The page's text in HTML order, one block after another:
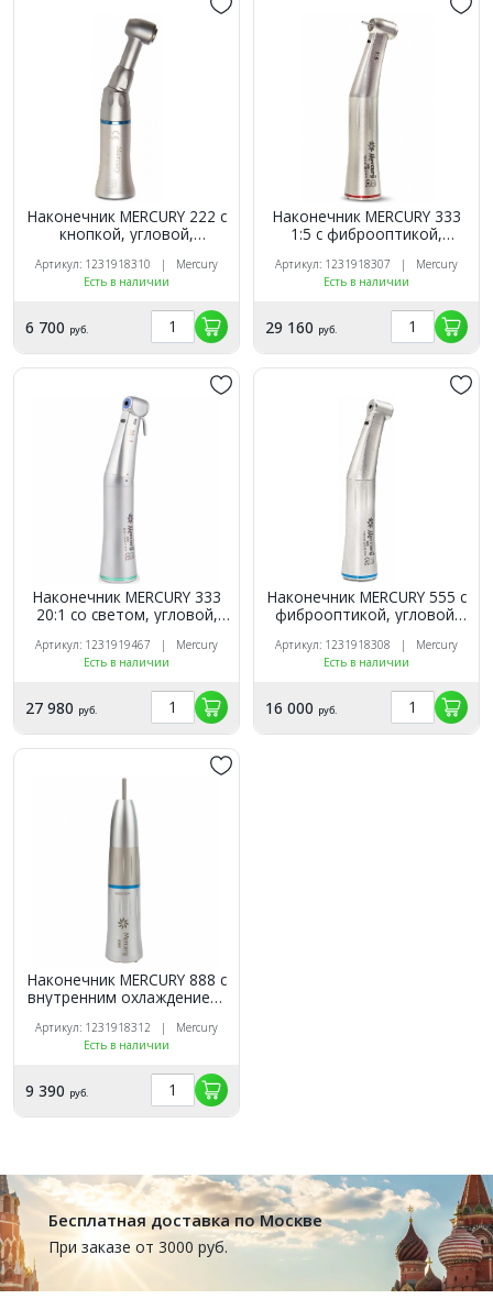
Наконечник MERCURY 222 с
кнопкой, угловой,
Артикул: 1231918310 | Mercury
Есть в наличии
6 700 руб.
Наконечник MERCURY 333
1:5 с фиброоптикой,
Артикул: 1231918307 | Mercury
Есть в наличии
29 160 руб.
Наконечник MERCURY 333
20:1 со светом, угловой,
Артикул: 1231919467 | Mercury
Есть в наличии
27 980 руб.
Наконечник MERCURY 555 с
фиброоптикой, угловой,
Артикул: 1231918308 | Mercury
Есть в наличии
16 000 руб.
Наконечник MERCURY 888 с
внутренним охлаждением,
Артикул: 1231918312 | Mercury
Есть в наличии
9 390 руб.
Бесплатная доставка по Москве
При заказе от 3000 руб.